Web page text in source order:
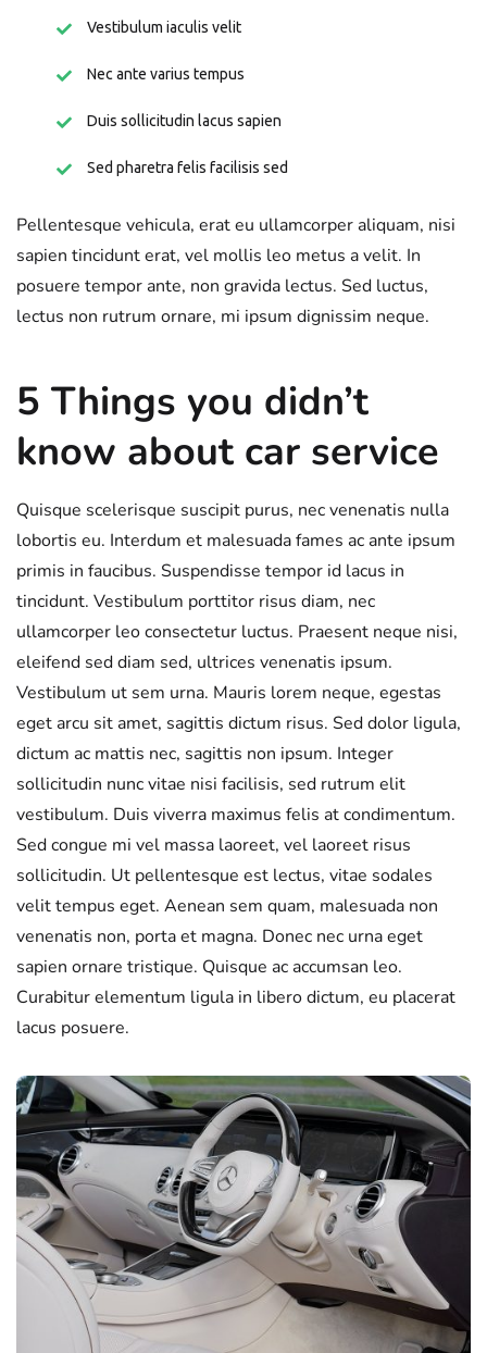
Vestibulum iaculis velit
Nec ante varius tempus
Duis sollicitudin lacus sapien
Sed pharetra felis facilisis sed
Pellentesque vehicula, erat eu ullamcorper aliquam, nisi
sapien tincidunt erat, vel mollis leo metus a velit. In
posuere tempor ante, non gravida lectus. Sed luctus,
lectus non rutrum ornare, mi ipsum dignissim neque.
5 Things you didn’t
know about car service
Quisque scelerisque suscipit purus, nec venenatis nulla
lobortis eu. Interdum et malesuada fames ac ante ipsum
primis in faucibus. Suspendisse tempor id lacus in
tincidunt. Vestibulum porttitor risus diam, nec
ullamcorper leo consectetur luctus. Praesent neque nisi,
eleifend sed diam sed, ultrices venenatis ipsum.
Vestibulum ut sem urna. Mauris lorem neque, egestas
eget arcu sit amet, sagittis dictum risus. Sed dolor ligula,
dictum ac mattis nec, sagittis non ipsum. Integer
sollicitudin nunc vitae nisi facilisis, sed rutrum elit
vestibulum. Duis viverra maximus felis at condimentum.
Sed congue mi vel massa laoreet, vel laoreet risus
sollicitudin. Ut pellentesque est lectus, vitae sodales
velit tempus eget. Aenean sem quam, malesuada non
venenatis non, porta et magna. Donec nec urna eget
sapien ornare tristique. Quisque ac accumsan leo.
Curabitur elementum ligula in libero dictum, eu placerat
lacus posuere.